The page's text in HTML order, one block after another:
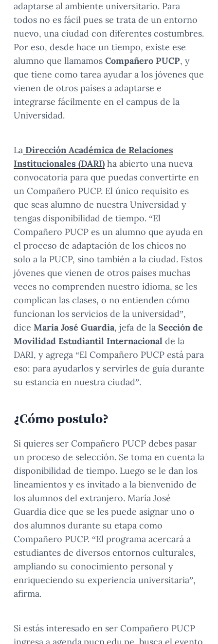
adaptarse al ambiente universitario. Para
todos no es fácil pues se trata de un entorno
nuevo, una ciudad con diferentes costumbres.
Por eso, desde hace un tiempo, existe ese
alumno que llamamos Compañero PUCP, y
que tiene como tarea ayudar a los jóvenes que
vienen de otros países a adaptarse e
integrarse fácilmente en el campus de la
Universidad.
La Dirección Académica de Relaciones
Institucionales (DARI) ha abierto una nueva
convocatoria para que puedas convertirte en
un Compañero PUCP. El único requisito es
que seas alumno de nuestra Universidad y
tengas disponibilidad de tiempo. “El
Compañero PUCP es un alumno que ayuda en
el proceso de adaptación de los chicos no
solo a la PUCP, sino también a la ciudad. Estos
jóvenes que vienen de otros países muchas
veces no comprenden nuestro idioma, se les
complican las clases, o no entienden cómo
funcionan los servicios de la universidad”,
dice María José Guardia, jefa de la Sección de
Movilidad Estudiantil Internacional de la
DARI, y agrega “El Compañero PUCP está para
eso: para ayudarlos y servirles de guía durante
su estancia en nuestra ciudad”.
¿Cómo postulo?
Si quieres ser Compañero PUCP debes pasar
un proceso de selección. Se toma en cuenta la
disponibilidad de tiempo. Luego se le dan los
lineamientos y es invitado a la bienvenido de
los alumnos del extranjero. María José
Guardia dice que se les puede asignar uno o
dos alumnos durante su etapa como
Compañero PUCP. “El programa acercará a
estudiantes de diversos entornos culturales,
ampliando su conocimiento personal y
enriqueciendo su experiencia universitaria”,
afirma.
Si estás interesado en ser Compañero PUCP